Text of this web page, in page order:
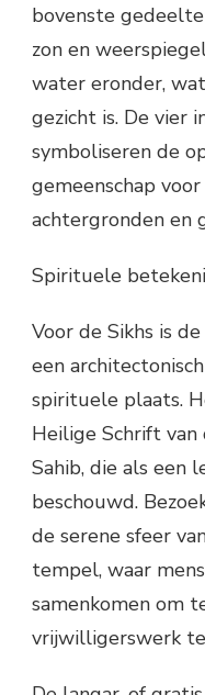
bovenste
zon en
water eronder,
gezicht is. De vier
symboliseren de
gemeenschap
achtergronden en
Spirituele
Voor de Sikhs is
een
spirituele plaats.
Heilige Schrift van
Sahib, die als een
beschouwd.
de serene sfeer
tempel, waar
samenkomen om
vrijwilligerswerk